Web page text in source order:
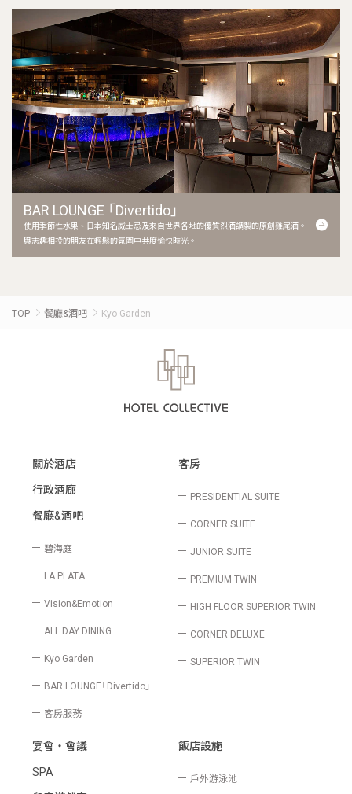
BAR LOUNGE 「Divertido」
使用季節性水果、日本知名威士忌及來自世界各地的優質烈酒調製的原創雞尾酒。
與志趣相投的朋友在輕鬆的氛圍中共度愉快時光。
TOP 餐廳&酒吧 Kyo Garden
關於酒店
行政酒廊
客房
PRESIDENTIAL SUITE
CORNER SUITE
JUNIOR SUITE
PREMIUM TWIN
HIGH FLOOR SUPERIOR TWIN
CORNER DELUXE
SUPERIOR TWIN
餐廳&酒吧
碧海庭
LA PLATA
Vision&Emotion
ALL DAY DINING
Kyo Garden
BAR LOUNGE「Divertido」
客房服務
宴會‧會議
SPA
飯店設施
戶外游泳池